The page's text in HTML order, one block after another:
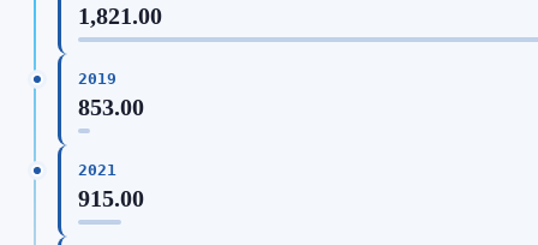
1,821.00
2019
853.00
2021
915.00